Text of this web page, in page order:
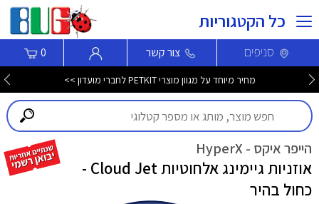
כל הקטגוריות
סניפים צור קשר 0
מחיר מיוחד על מגוון מוצרי PETKIT לחברי מועדון >>
הייפר איקס - HyperX
אוזניות גיימינג אלחוטיות Cloud Jet -
כחול בהיר